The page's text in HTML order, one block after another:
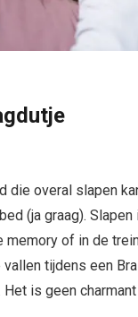
die overal slapen
(ja graag).
memory of in de
tijdens een
is geen